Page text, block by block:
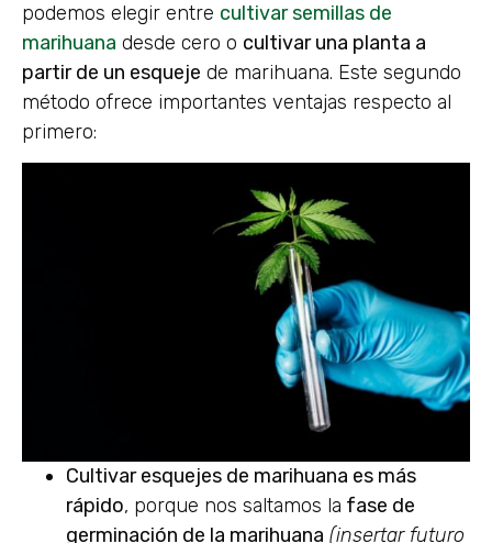
podemos elegir entre cultivar semillas de
marihuana desde cero o cultivar una planta a
partir de un esqueje de marihuana. Este segundo
método ofrece importantes ventajas respecto al
primero:
Cultivar esquejes de marihuana es más
rápido, porque nos saltamos la fase de
germinación de la marihuana (insertar futuro